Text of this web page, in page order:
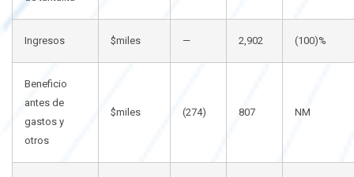
Ingresos $miles — 2,902 (100)%
Beneficio
antes de
gastos y
otros
$miles (274) 807 NM